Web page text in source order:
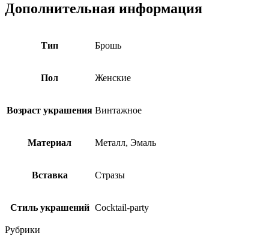
Дополнительная информация
Тип Брошь
Пол Женские
Возраст украшения Винтажное
Материал Металл, Эмаль
Вставка Стразы
Стиль украшений Cocktail-party
Рубрики